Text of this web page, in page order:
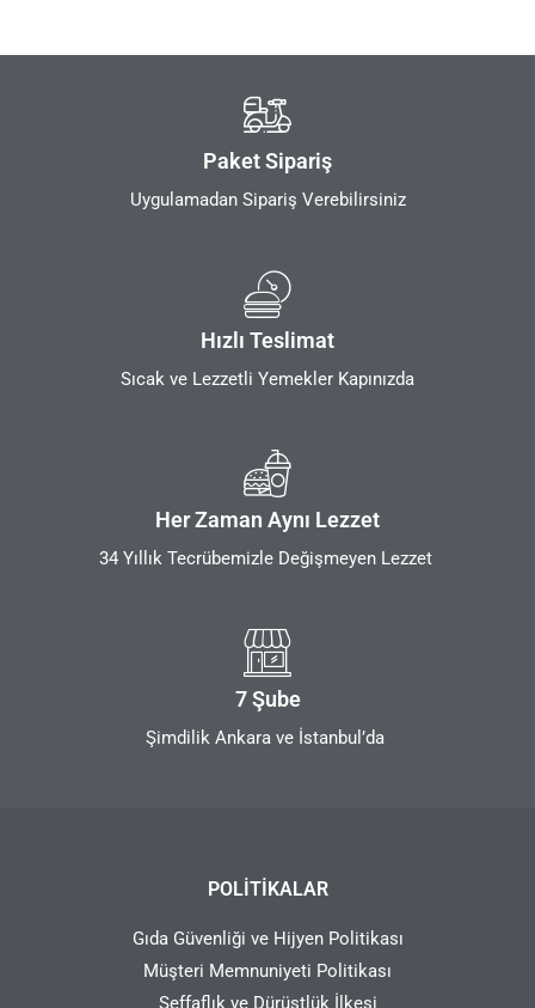
Paket Sipariş
Uygulamadan Sipariş Verebilirsiniz
Hızlı Teslimat
Sıcak ve Lezzetli Yemekler Kapınızda
Her Zaman Aynı Lezzet
34 Yıllık Tecrübemizle Değişmeyen Lezzet
7 Şube
Şimdilik Ankara ve İstanbul’da
POLITIKALAR
Gıda Güvenliği ve Hijyen Politikası
Müşteri Memnuniyeti Politikası